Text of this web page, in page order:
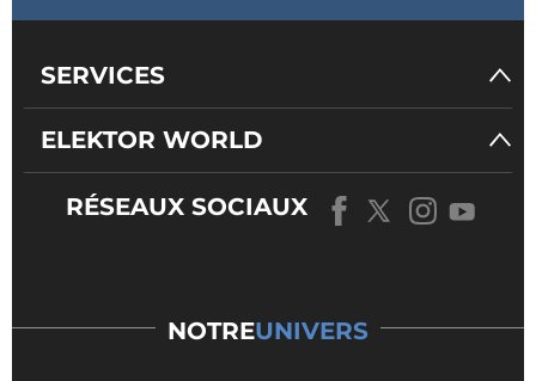
SERVICES
ELEKTOR WORLD
RÉSEAUX SOCIAUX
NOTREUNIVERS